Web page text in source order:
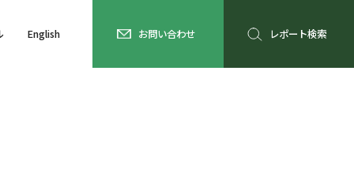
English お問い合わせ レポート検索